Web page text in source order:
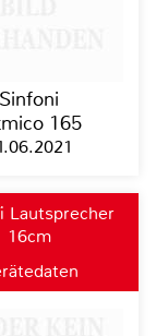
Sinfoni
165
Lautsprecher
16cm